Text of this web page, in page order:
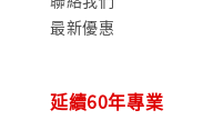
最新優惠
延續60年專業